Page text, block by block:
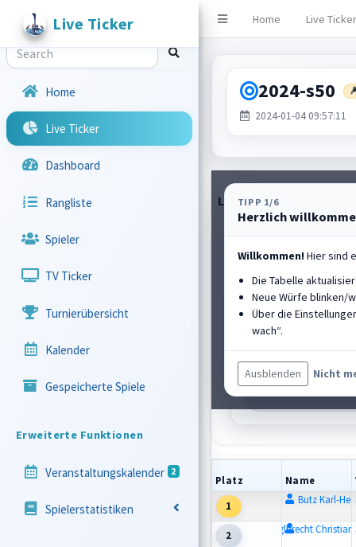
Home Live Ticker
Live Ticker
Home
Live Ticker
Dashboard
Rangliste
Spieler
TV Ticker
Turnierübersicht
Kalender
Gespeicherte Spiele
Erweiterte Funktionen
Veranstaltungskalender 2
Spielerstatistiken
Live Ticker
2024-s50
2024-01-04 09:57:11
TIPP 1/6
Herzlich
Willkommen! Hier sind
Die Tabelle
Neue Würfe blinken/
Über die
wach“.
Ausblenden Nicht
Live-Tabelle
HALL OF FAME
Englbrecht
SV Oberbergkirchen
Platz2 PB
St.-Nr.6 Diff -
Würfe 0,00m |
Platz Name
1
Butz Karl-
2
Englbrecht Christian